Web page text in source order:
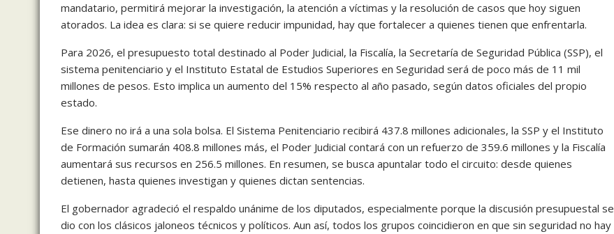
mandatario, permitirá mejorar la investigación, la atención a víctimas y la resolución de casos que hoy siguen
atorados. La idea es clara: si se quiere reducir impunidad, hay que fortalecer a quienes tienen que enfrentarla.
Para 2026, el presupuesto total destinado al Poder Judicial, la Fiscalía, la Secretaría de Seguridad Pública (SSP), el
sistema penitenciario y el Instituto Estatal de Estudios Superiores en Seguridad será de poco más de 11 mil
millones de pesos. Esto implica un aumento del 15% respecto al año pasado, según datos oficiales del propio
estado.
Ese dinero no irá a una sola bolsa. El Sistema Penitenciario recibirá 437.8 millones adicionales, la SSP y el Instituto
de Formación sumarán 408.8 millones más, el Poder Judicial contará con un refuerzo de 359.6 millones y la Fiscalía
aumentará sus recursos en 256.5 millones. En resumen, se busca apuntalar todo el circuito: desde quienes
detienen, hasta quienes investigan y quienes dictan sentencias.
El gobernador agradeció el respaldo unánime de los diputados, especialmente porque la discusión presupuestal se
dio con los clásicos jaloneos técnicos y políticos. Aun así, todos los grupos coincidieron en que sin seguridad no hay